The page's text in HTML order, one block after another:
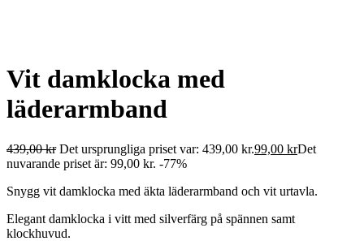
Vit damklocka med
läderarmband
439,00kr Det ursprungliga priset var: 439,00 kr.99,00 krDet
nuvarande priset är: 99,00 kr. -77%
Snygg vit damklocka med äkta läderarmband och vit urtavla.
Elegant damklocka i vitt med silverfärg på spännen samt
klockhuvud.